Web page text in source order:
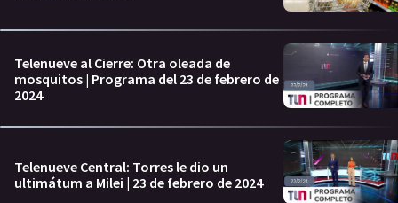
Telenueve al Cierre: Otra oleada de
mosquitos | Programa del 23 de febrero de
2024
Telenueve Central: Torres le dio un
ultimátum a Milei | 23 de febrero de 2024